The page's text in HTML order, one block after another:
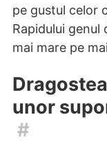
pe gustul celor
Rapidului
mai mare pe
unor
#